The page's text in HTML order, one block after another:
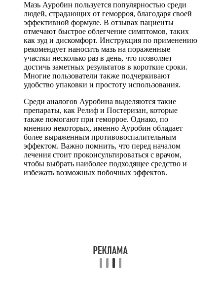
Мазь Ауробин пользуется популярностью среди
людей, страдающих от геморроя, благодаря своей
эффективной формуле. В отзывах пациенты
отмечают быстрое облегчение симптомов, таких
как зуд и дискомфорт. Инструкция по применению
рекомендует наносить мазь на пораженные
участки несколько раз в день, что позволяет
достичь заметных результатов в короткие сроки.
Многие пользователи также подчеркивают
удобство упаковки и простоту использования.
Среди аналогов Ауробина выделяются такие
препараты, как Релиф и Постеризан, которые
также помогают при геморрое. Однако, по
мнению некоторых, именно Ауробин обладает
более выраженным противовоспалительным
эффектом. Важно помнить, что перед началом
лечения стоит проконсультироваться с врачом,
чтобы выбрать наиболее подходящее средство и
избежать возможных побочных эффектов.